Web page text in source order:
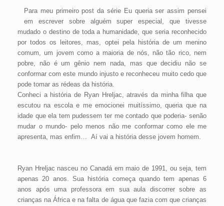
Para meu primeiro post da série Eu queria ser assim pensei
em escrever sobre alguém super especial, que tivesse
mudado o destino de toda a humanidade, que seria reconhecido
por todos os leitores, mas, optei pela história de um menino
comum, um jovem como a maioria de nós, não tão rico, nem
pobre, não é um gênio nem nada, mas que decidiu não se
conformar com este mundo injusto e reconheceu muito cedo que
pode tomar as rédeas da história.
Conheci a história de Ryan Hreljac, através da minha filha que
escutou na escola e me emocionei muitíssimo, queria que na
idade que ela tem pudessem ter me contado que poderia- senão
mudar o mundo- pelo menos não me conformar como ele me
apresenta, mas enfim… Aí vai a história desse jovem homem.
Ryan Hreljac nasceu no Canadá em maio de 1991, ou seja, tem
apenas 20 anos. Sua história começa quando tem apenas 6
anos após uma professora em sua aula discorrer sobre as
crianças na África e na falta de água que fazia com que crianças